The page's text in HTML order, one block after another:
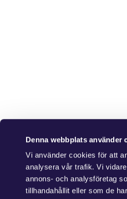
Denna webbplats använder
Vi använder cookies för att
analysera vår trafik. Vi
annons- och analysföretag
tillhandahållit eller som de